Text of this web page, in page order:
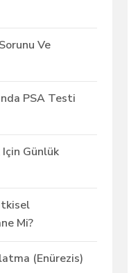
Ve
PSA Testi
Için Günlük
Mi?
(enürezis)